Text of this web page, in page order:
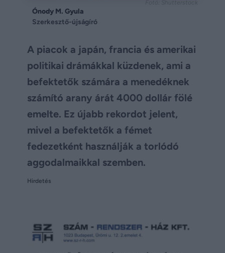
Ónody M. Gyula
Szerkesztő-újságíró
A piacok a japán, francia és amerikai
politikai drámákkal küzdenek, ami a
befektetők számára a menedéknek
számító arany árát 4000 dollár fölé
emelte. Ez újabb rekordot jelent,
mivel a befektetők a fémet
fedezetként használják a torlódó
aggodalmaikkal szemben.
Hirdetés